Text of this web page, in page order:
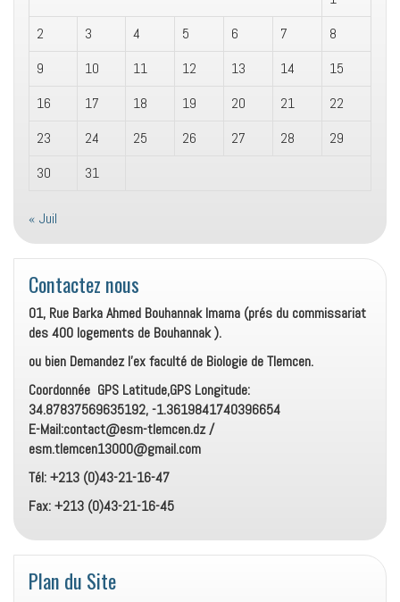
2
3 4 5 6 7
8
9
10 11 12 13 14
15
16
17 18 19 20 21
22
23
24 25 26 27 28
29
30
31
« Juil
Contactez nous
01, Rue Barka Ahmed Bouhannak Imama (prés du commissariat
des 400 logements de Bouhannak ).
ou bien Demandez l’ex faculté de Biologie de Tlemcen.
Coordonnée GPS Latitude,GPS Longitude:
34.87837569635192, -1.3619841740396654
E-Mail:contact@esm-tlemcen.dz /
esm.tlemcen13000@gmail.com
Tél: +213 (0)43-21-16-47
Fax: +213 (0)43-21-16-45
Plan du Site